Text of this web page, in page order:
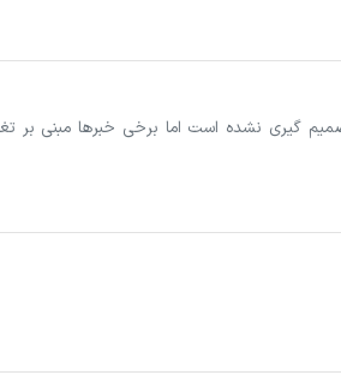
نقدی ۳۰۰ و ۴۰۰ هزار تومانی تصمیم گیری نشده است اما برخی